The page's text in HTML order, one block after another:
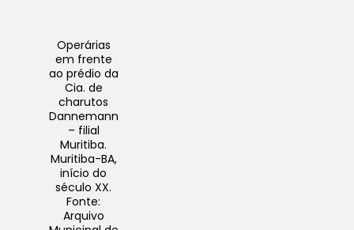
Operárias
em frente
ao prédio da
Cia. de
charutos
Dannemann
– filial
Muritiba.
Muritiba-BA,
início do
século XX.
Fonte:
Arquivo